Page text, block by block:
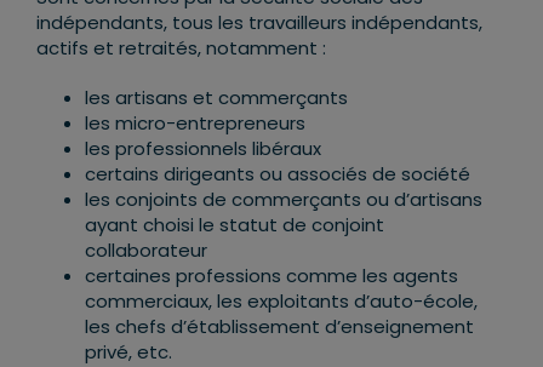
indépendants, tous les travailleurs indépendants,
actifs et retraités, notamment :
les artisans et commerçants
les micro-entrepreneurs
les professionnels libéraux
certains dirigeants ou associés de société
les conjoints de commerçants ou d’artisans
ayant choisi le statut de conjoint
collaborateur
certaines professions comme les agents
commerciaux, les exploitants d’auto-école,
les chefs d’établissement d’enseignement
privé, etc.